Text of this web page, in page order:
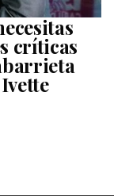
críticas